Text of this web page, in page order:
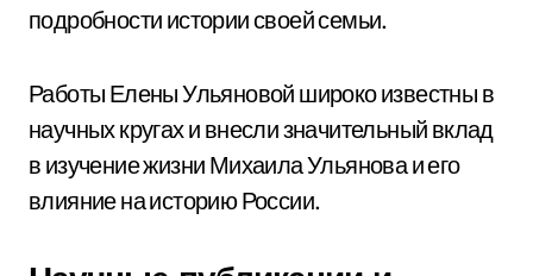
подробности истории своей семьи.
Работы Елены Ульяновой широко известны в
научных кругах и внесли значительный вклад
в изучение жизни Михаила Ульянова и его
влияние на историю России.